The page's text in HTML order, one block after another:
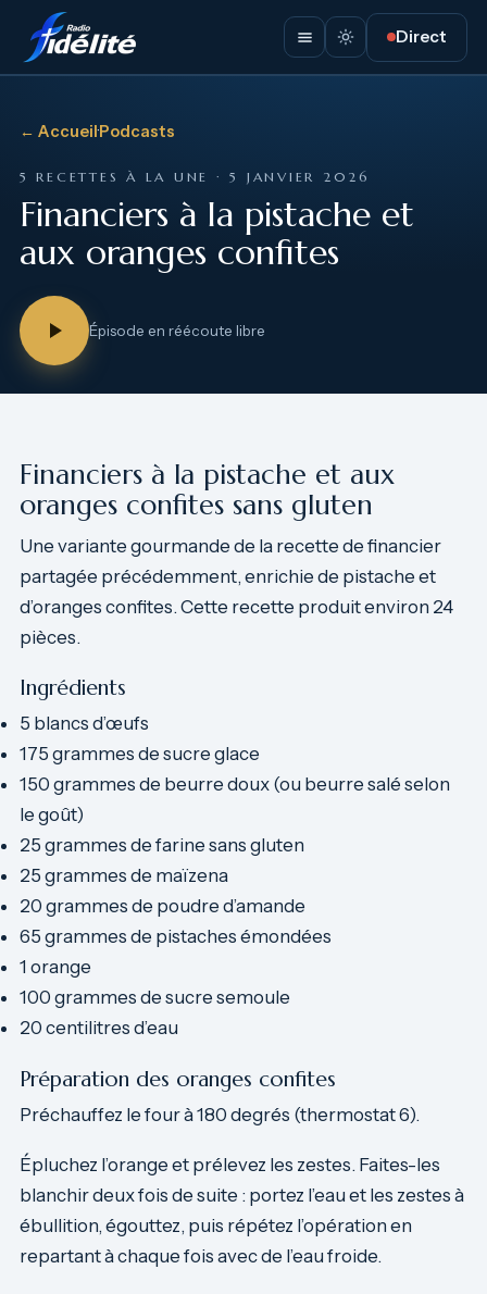
Direct
← Accueil·Podcasts
5 RECETTES À LA UNE · 5 JANVIER 2026
Financiers à la pistache et
aux oranges confites
Épisode en réécoute libre
Financiers à la pistache et aux
oranges confites sans gluten
Une variante gourmande de la recette de financier
partagée précédemment, enrichie de pistache et
d’oranges confites. Cette recette produit environ 24
pièces.
Ingrédients
5 blancs d’œufs
175 grammes de sucre glace
150 grammes de beurre doux (ou beurre salé selon
le goût)
25 grammes de farine sans gluten
25 grammes de maïzena
20 grammes de poudre d’amande
65 grammes de pistaches émondées
1 orange
100 grammes de sucre semoule
20 centilitres d’eau
Préparation des oranges confites
Préchauffez le four à 180 degrés (thermostat 6).
Épluchez l’orange et prélevez les zestes. Faites-les
blanchir deux fois de suite : portez l’eau et les zestes à
ébullition, égouttez, puis répétez l’opération en
repartant à chaque fois avec de l’eau froide.